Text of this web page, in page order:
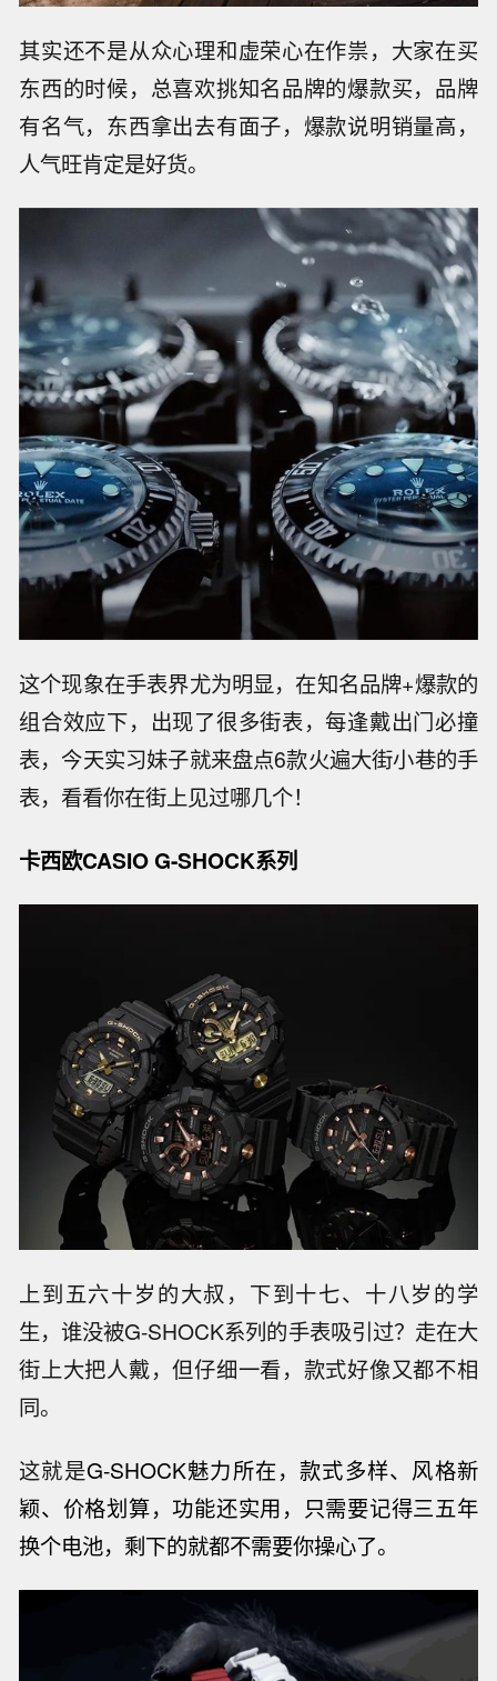
其实还不是从众心理和虚荣心在作祟，大家在买
东西的时候，总喜欢挑知名品牌的爆款买，品牌
有名气，东西拿出去有面子，爆款说明销量高，
人气旺肯定是好货。
这个现象在手表界尤为明显，在知名品牌+爆款的
组合效应下，出现了很多街表，每逢戴出门必撞
表，今天实习妹子就来盘点6款火遍大街小巷的手
表，看看你在街上见过哪几个！
卡西欧CASIO G-SHOCK系列
上到五六十岁的大叔，下到十七、十八岁的学
生，谁没被G-SHOCK系列的手表吸引过？走在大
街上大把人戴，但仔细一看，款式好像又都不相
同。
这就是G-SHOCK魅力所在，款式多样、风格新
颖、价格划算，功能还实用，只需要记得三五年
换个电池，剩下的就都不需要你操心了。